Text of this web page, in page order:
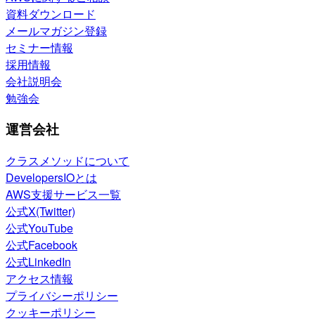
資料ダウンロード
メールマガジン登録
セミナー情報
採用情報
会社説明会
勉強会
運営会社
クラスメソッドについて
DevelopersIOとは
AWS支援サービス一覧
公式X(Twitter)
公式YouTube
公式Facebook
公式LinkedIn
アクセス情報
プライバシーポリシー
クッキーポリシー